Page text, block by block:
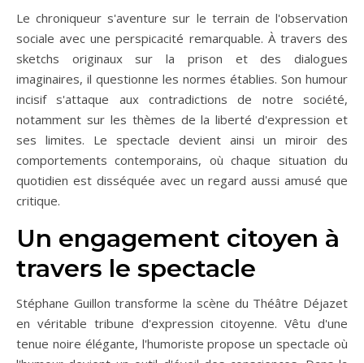
Le chroniqueur s'aventure sur le terrain de l'observation
sociale avec une perspicacité remarquable. À travers des
sketchs originaux sur la prison et des dialogues
imaginaires, il questionne les normes établies. Son humour
incisif s'attaque aux contradictions de notre société,
notamment sur les thèmes de la liberté d'expression et
ses limites. Le spectacle devient ainsi un miroir des
comportements contemporains, où chaque situation du
quotidien est disséquée avec un regard aussi amusé que
critique.
Un engagement citoyen à
travers le spectacle
Stéphane Guillon transforme la scène du Théâtre Déjazet
en véritable tribune d'expression citoyenne. Vêtu d'une
tenue noire élégante, l'humoriste propose un spectacle où